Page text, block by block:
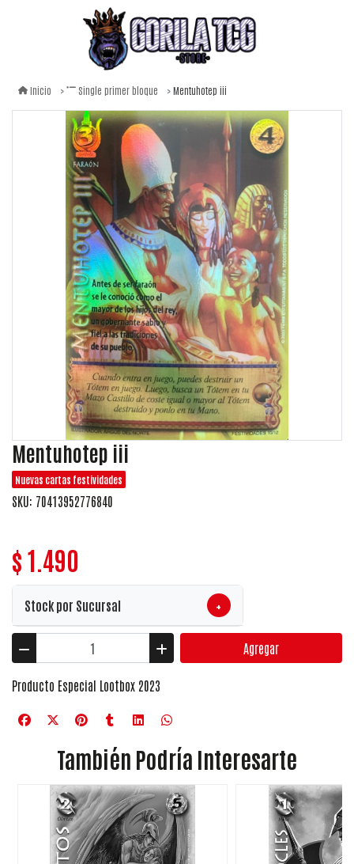
Inicio Single primer bloque Mentuhotep iii
Mentuhotep iii
Nuevas cartas festividades
SKU: 70413952776840
$ 1.490
Stock por Sucursal +
Agregar
Producto Especial Lootbox 2023
También Podría Interesarte